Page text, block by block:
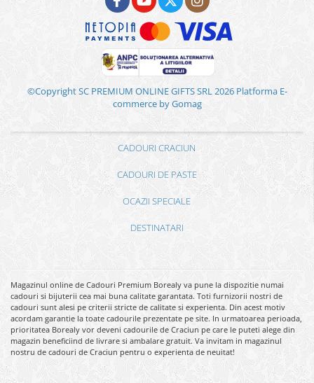
©Copyright SC PREMIUM ONLINE GIFTS SRL 2026 Platforma E-
commerce by Gomag
CADOURI CRACIUN
CADOURI DE PASTE
OCAZII SPECIALE
DESTINATARI
Magazinul online de Cadouri Premium Borealy va pune la dispozitie numai
cadouri si bijuterii cea mai buna calitate garantata. Toti furnizorii nostri de
cadouri sunt alesi pe criterii stricte de calitate si experienta. Din acest motiv
acordam garantie la toate cadourile prezentate pe site. In urmatoarea perioada,
prioritatea Borealy vor deveni cadourile de Craciun pe care le puteti alege din
magazin beneficiind de livrare si ambalare gratuit. Va invitam in magazinul
nostru de cadouri de Craciun pentru o experienta de neuitat!